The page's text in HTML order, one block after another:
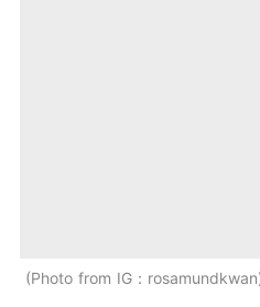
Photo from IG：rosamundkwan